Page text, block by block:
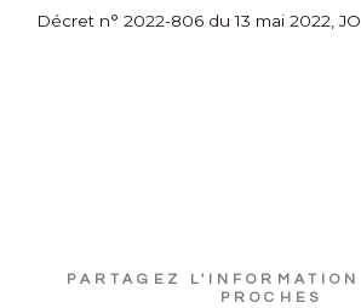
Décret n° 2022-806 du 13 mai 2022,
PARTAGEZ
PROCHES